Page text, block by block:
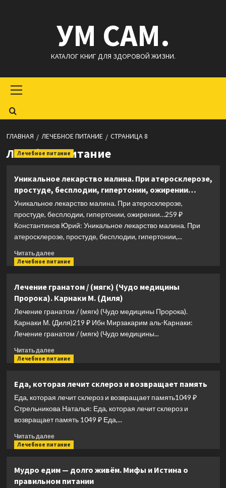
УМ САМ.
КАТАЛОГ КНИГ ДЛЯ ЗДОРОВОЙ ЖИЗНИ.
меню
ГЛАВНАЯ ЛЕЧЕБНОЕ ПИТАНИЕ СТРАНИЦА 8
Лечебное питание
Лечебное питание
Уникальное лекарство малина. При атеросклерозе,
простуде, бесплодии, гипертонии, ожирении…
Уникальное лекарство малина. При атеросклерозе,
простуде, бесплодии, гипертонии, ожирении…259 ₽
Константинов Юрий: Уникальное лекарство малина. При
атеросклерозе, простуде, бесплодии, гипертонии,...
Читать далееПрочитать
больше
лекарство
малина.
При
атеросклерозе,
простуде,
бесплодии,
гипертонии,
ожирении…
Лечебное питание
Лечение гранатом / (мягк) (Чудо медицины
Пророка). Карнаки М. (Диля)
Лечение гранатом / (мягк) (Чудо медицины Пророка).
Карнаки М. (Диля)219 ₽ Ибн Мирзакарим аль-Карнаки:
Лечение гранатом / (мягк) (Чудо медицины...
Читать далееПрочитать
больше
гранатом
/
(мягк)
Пророка).
Карнаки
Лечебное питание
Еда, которая лечит склероз и возвращает память
Еда, которая лечит склероз и возвращает память1049 ₽
Стрельникова Наталья: Еда, которая лечит склероз и
возвращает память 1049 ₽ Еда,...
Читать далееПрочитать
больше
которая
лечит
Лечебное питание
Мудро едим — долго живём. Мифы и Истина о
правильном питании